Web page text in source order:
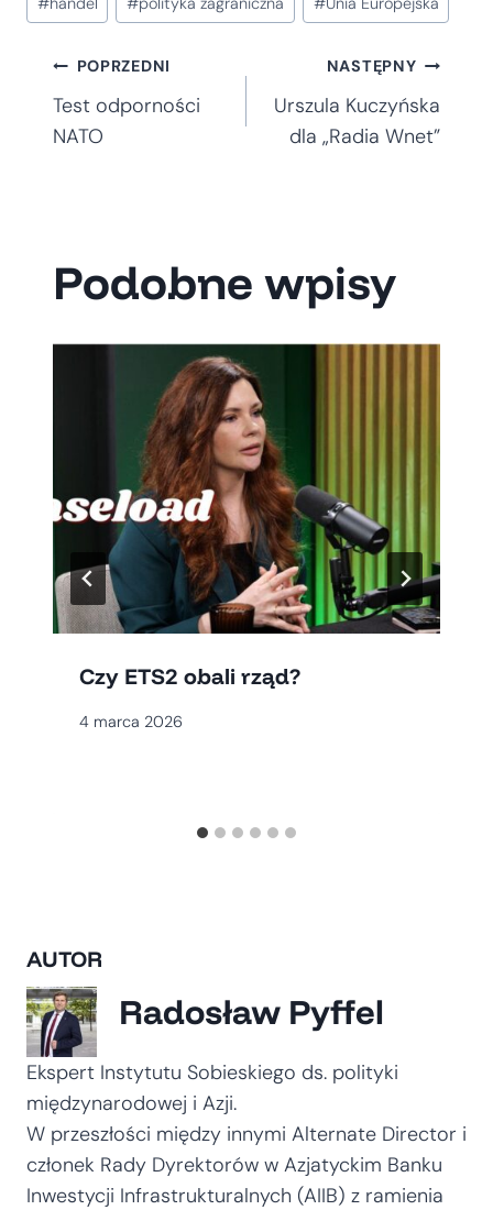
wpisu:
Nawigacja
wpisu
POPRZEDNI
Test odporności
NATO
NASTĘPNY
Urszula Kuczyńska
dla „Radia Wnet”
Podobne wpisy
Czy ETS2 obali rząd?
4 marca 2026
AUTOR
Radosław Pyffel
Ekspert Instytutu Sobieskiego ds. polityki
międzynarodowej i Azji.
W przeszłości między innymi Alternate Director i
członek Rady Dyrektorów w Azjatyckim Banku
Inwestycji Infrastrukturalnych (AIIB) z ramienia